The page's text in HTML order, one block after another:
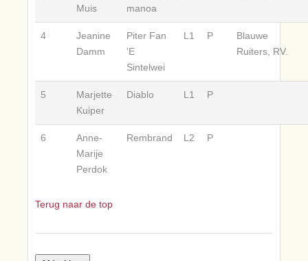
Muis
manoa
4
Jeanine
Damm
Piter Fan
'E
Sintelwei
L1 P
Blauwe
Ruiters, RV.
5
Marjette
Kuiper
Diablo L1 P
6
Anne-
Marije
Perdok
Rembrand L2 P
Terug naar de top